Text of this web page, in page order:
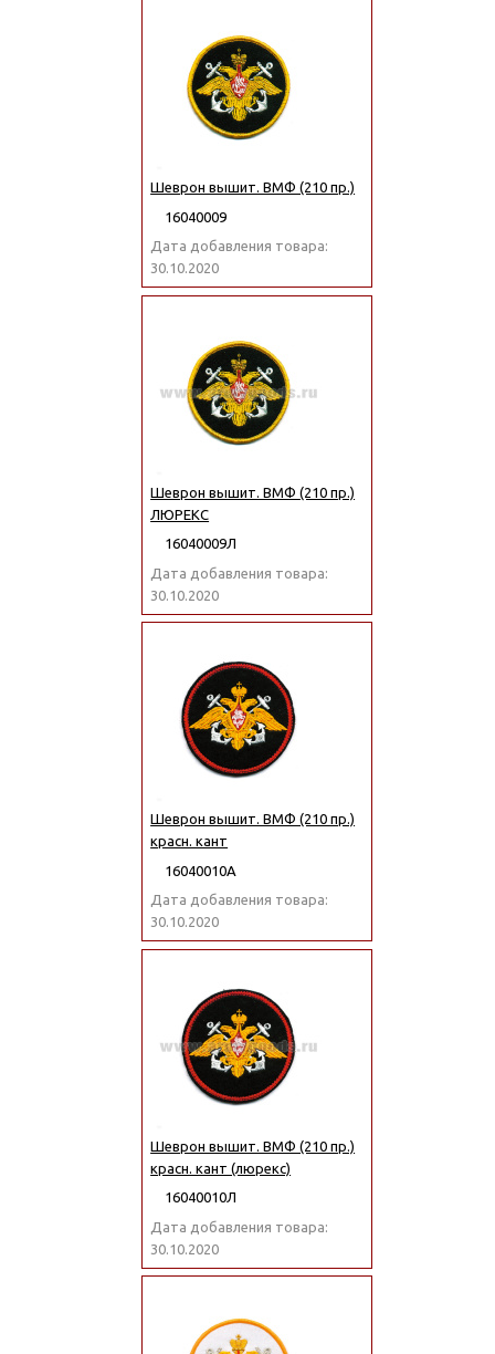
Шеврон вышит. ВМФ (210 пр.)
16040009
Дата добавления товара:
30.10.2020
Шеврон вышит. ВМФ (210 пр.)
ЛЮРЕКС
16040009Л
Дата добавления товара:
30.10.2020
Шеврон вышит. ВМФ (210 пр.)
красн. кант
16040010А
Дата добавления товара:
30.10.2020
Шеврон вышит. ВМФ (210 пр.)
красн. кант (люрекс)
16040010Л
Дата добавления товара:
30.10.2020